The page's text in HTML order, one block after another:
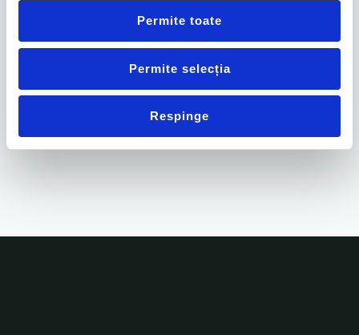
Permite toate
Permite selecția
Respinge